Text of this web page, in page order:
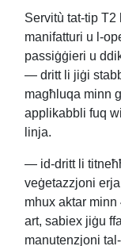
Servitù tat-tip
manifatturi u l-
passiġġieri u
— dritt li jiġi
magħluqa minn
applikabbli fuq
linja.
— id-dritt li
veġetazzjoni
mhux aktar
art, sabiex jiġu
manutenzjoni